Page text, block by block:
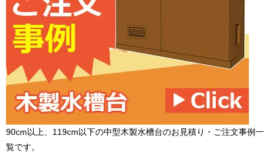
90cm以上、119cm以下の中型木製水槽台のお見積り・ご注文事例一
覧です。